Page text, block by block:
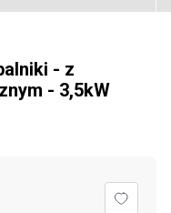
- z
- 3,5kW